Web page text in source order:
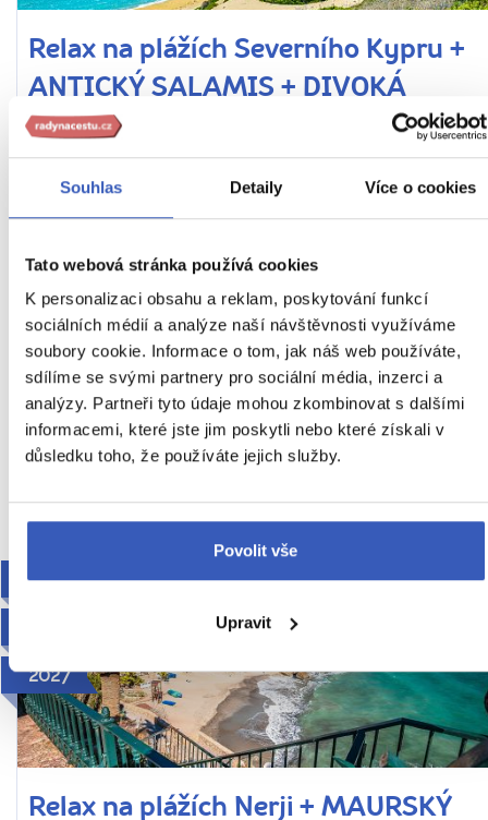
Souhlas Detaily Více o cookies
Tato webová stránka používá cookies
K personalizaci obsahu a reklam, poskytování funkcí
sociálních médií a analýze naší návštěvnosti využíváme
soubory cookie. Informace o tom, jak náš web používáte,
sdílíme se svými partnery pro sociální média, inzerci a
analýzy. Partneři tyto údaje mohou zkombinovat s dalšími
informacemi, které jste jim poskytli nebo které získali v
důsledku toho, že používáte jejich služby.
Povolit vše
Upravit
Relax na plážích Severního Kypru +
ANTICKÝ SALAMIS + DIVOKÁ
PŘÍRODA KARPASU
Tipy na zážitky: Prohlídka antických památek v Salamisu
a návštěva rezervace Karpas i severokyperské speciality
Kypr
Náročnost
9. – 16. 6. 2027 (8 dní / 7 nocí)
42 990 Kč
Cena za 1 osobu
NOVINKA
2027
Relax na plážích Nerji + MAURSKÝ